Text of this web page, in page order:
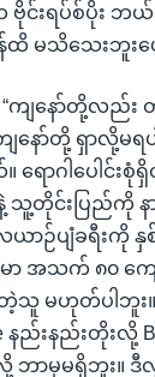
က ဗိုင်းရပ်စ်ပိုး
ထိ မသိသေးဘူးပေ
“ကျနော်တို့လည်
နော်တို့ ရှာလို့မရ
ရောဂါပေါင်
နဲ့ သူ့တိုင်းပြည်ကို နာ
ာဉ်ပျံခရီးကို နှစ်
ာ အသက် ၈၀ ကျ
သူ မဟုတ်ပါဘူး။
နည်းနည်းတိုးလို့
ာမှမရှိဘူး။ ဒီ